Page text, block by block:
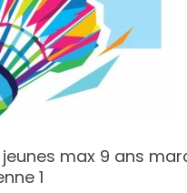
max 9 ans
1